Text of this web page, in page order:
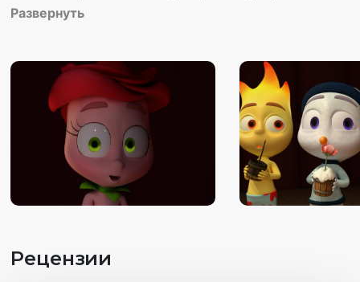
роль в равновесии природы.
Развернуть
Рецензии